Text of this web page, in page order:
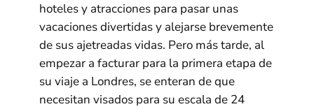
hoteles y atracciones para pasar unas
vacaciones divertidas y alejarse brevemente
de sus ajetreadas vidas. Pero más tarde, al
empezar a facturar para la primera etapa de
su viaje a Londres, se enteran de que
necesitan visados para su escala de 24